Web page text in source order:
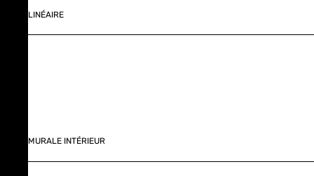
LINÉAIRE
MURALE INTÉRIEUR